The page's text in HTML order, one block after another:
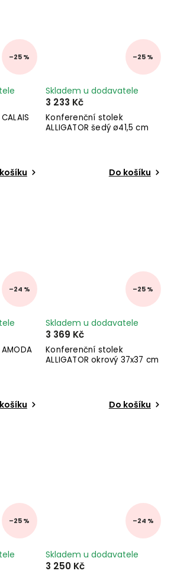
–25 % –25 %
Konferenční stolek
ALLIGATOR šedý ø41,5 cm
Skladem u dodavatele
3 233 Kč
Do košíku
–24 % –25 %
Konferenční stolek
ALLIGATOR okrový 37x37 cm
Skladem u dodavatele
3 369 Kč
Do košíku
–25 % –24 %
Skladem u dodavatele
3 250 Kč